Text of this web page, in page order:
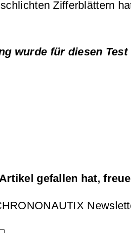
Zifferblättern
wurde für diesen
gefallen hat,